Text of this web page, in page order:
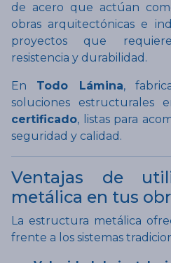
de acero que actúan
obras arquitectónicas e
proyectos que
resistencia y durabilidad.
En Todo Lámina,
soluciones estructurales
certificado, listas para
seguridad y calidad.
Ventajas de
metálica en tus
La estructura metálica
frente a los sistemas